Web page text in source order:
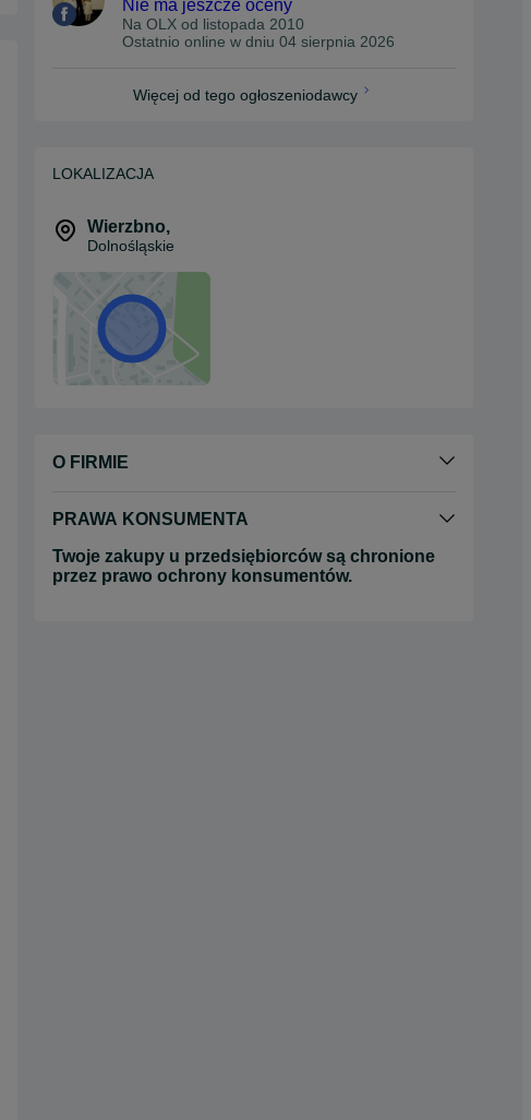
Nie ma jeszcze oceny
Na OLX od listopada 2010
Ostatnio online w dniu 04 sierpnia 2026
Więcej od tego ogłoszeniodawcy
LOKALIZACJA
Wierzbno,
Dolnośląskie
O FIRMIE
PRAWA KONSUMENTA
Twoje zakupy u przedsiębiorców są chronione
przez prawo ochrony konsumentów.